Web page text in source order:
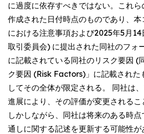
に過度に依存すべきではない。これ
作成された日付時点のものであり、
における注意事項および2025年5月14
取引委員会) に提出された同社のフォ
に記載されている同社のリスク要因 (
ク要因 (Risk Factors)」に記載された
してその全体が限定される。 同社は
進展により、その評価が変更されるこ
しかしながら、同社は将来のある時
通しに関する記述を更新する可能性